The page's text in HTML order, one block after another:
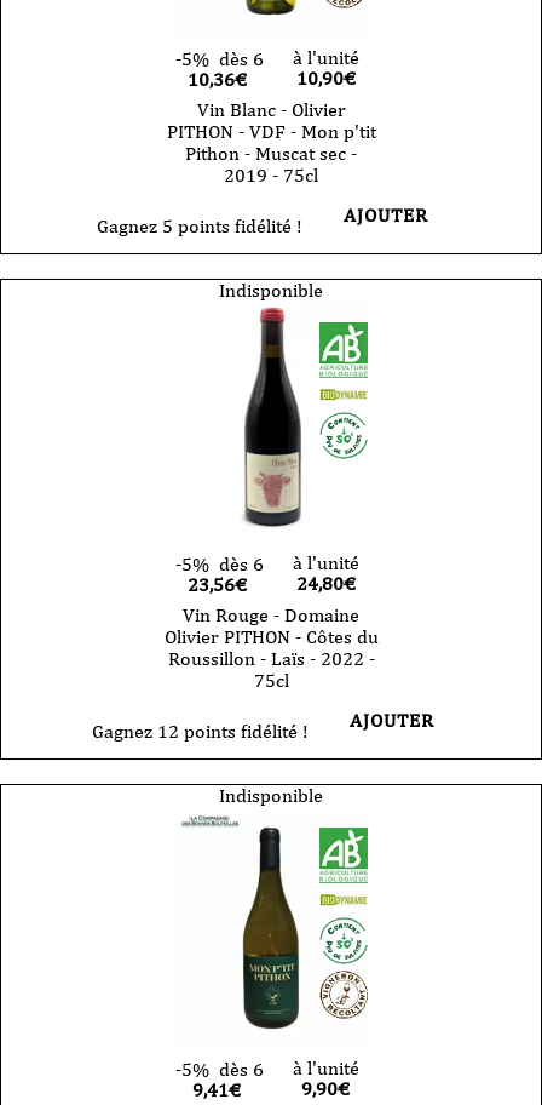
-5% dès 6
10,36€
à l'unité
10,90€
Vin Blanc - Olivier
PITHON - VDF - Mon p'tit
Pithon - Muscat sec -
2019 - 75cl
Gagnez 5 points fidélité ! AJOUTER
Indisponible
-5% dès 6
23,56€
à l'unité
24,80€
Vin Rouge - Domaine
Olivier PITHON - Côtes du
Roussillon - Laïs - 2022 -
75cl
Gagnez 12 points fidélité ! AJOUTER
Indisponible
-5% dès 6
9,41€
à l'unité
9,90€